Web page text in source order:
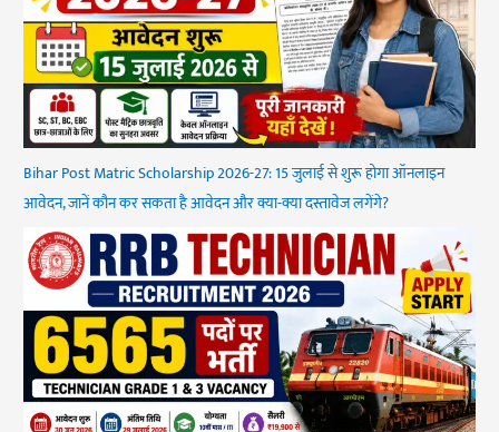
Bihar Post Matric Scholarship 2026-27: 15 जुलाई से शुरू होगा ऑनलाइन
आवेदन, जानें कौन कर सकता है आवेदन और क्या-क्या दस्तावेज लगेंगे?